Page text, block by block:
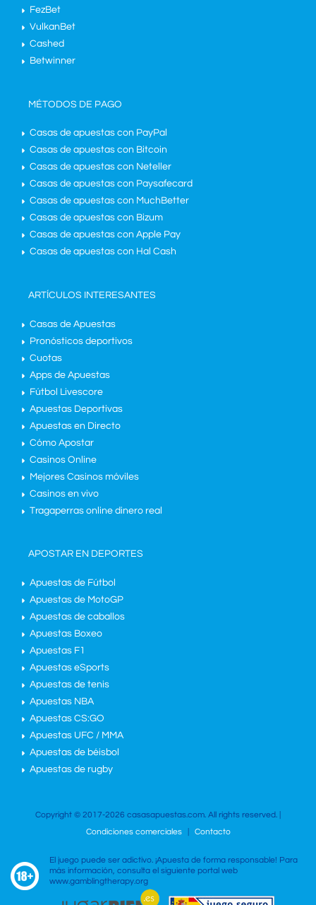
FezBet
VulkanBet
Cashed
Betwinner
MÉTODOS DE PAGO
Casas de apuestas con PayPal
Casas de apuestas con Bitcoin
Casas de apuestas con Neteller
Casas de apuestas con Paysafecard
Casas de apuestas con MuchBetter
Casas de apuestas con Bizum
Casas de apuestas con Apple Pay
Casas de apuestas con Hal Cash
ARTÍCULOS INTERESANTES
Casas de Apuestas
Pronósticos deportivos
Cuotas
Apps de Apuestas
Fútbol Livescore
Apuestas Deportivas
Apuestas en Directo
Cómo Apostar
Casinos Online
Mejores Casinos móviles
Casinos en vivo
Tragaperras online dinero real
APOSTAR EN DEPORTES
Apuestas de Fútbol
Apuestas de MotoGP
Apuestas de caballos
Apuestas Boxeo
Apuestas F1
Apuestas eSports
Apuestas de tenis
Apuestas NBA
Apuestas CS:GO
Apuestas UFC / MMA
Apuestas de béisbol
Apuestas de rugby
Copyright © 2017-2026 casasapuestas.com. All rights reserved. |
Condiciones comerciales
Contacto
El juego puede ser adictivo. ¡Apuesta de forma responsable! Para
más información, consulta el siguiente portal web
www.gamblingtherapy.org